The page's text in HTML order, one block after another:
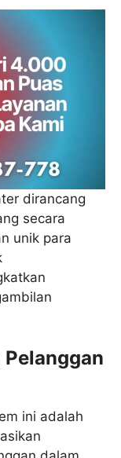
dirancang
secara
unik para
ini adalah